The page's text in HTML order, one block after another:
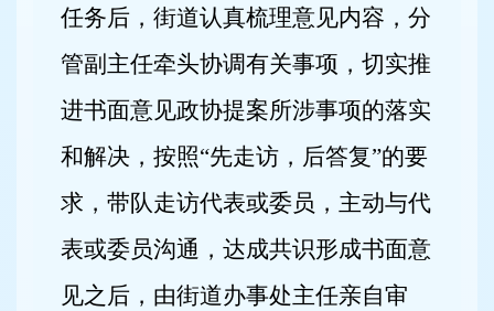
任务后，街道认真梳理意见内容，分
管副主任牵头协调有关事项，切实推
进书面意见政协提案所涉事项的落实
和解决，按照“先走访，后答复”的要
求，带队走访代表或委员，主动与代
表或委员沟通，达成共识形成书面意
见之后，由街道办事处主任亲自审